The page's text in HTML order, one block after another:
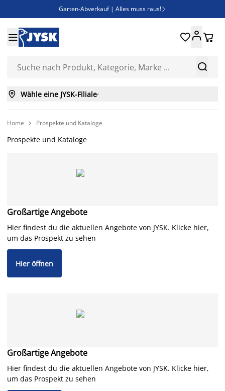
Garten-Abverkauf | Alles muss raus! 
Bist du Unternehmer? Entdecke JYSK-B2B
Esszimmerstuhl ADSLEV um nur 40€


 
 Wähle eine JYSK-Filiale
Home  Prospekte und Kataloge
Prospekte und Kataloge
Großartige Angebote
Hier findest du die aktuellen Angebote von JYSK. Klicke hier,
um das Prospekt zu sehen
Hier öffnen
Großartige Angebote
Hier findest du die aktuellen Angebote von JYSK. Klicke hier,
um das Prospekt zu sehen